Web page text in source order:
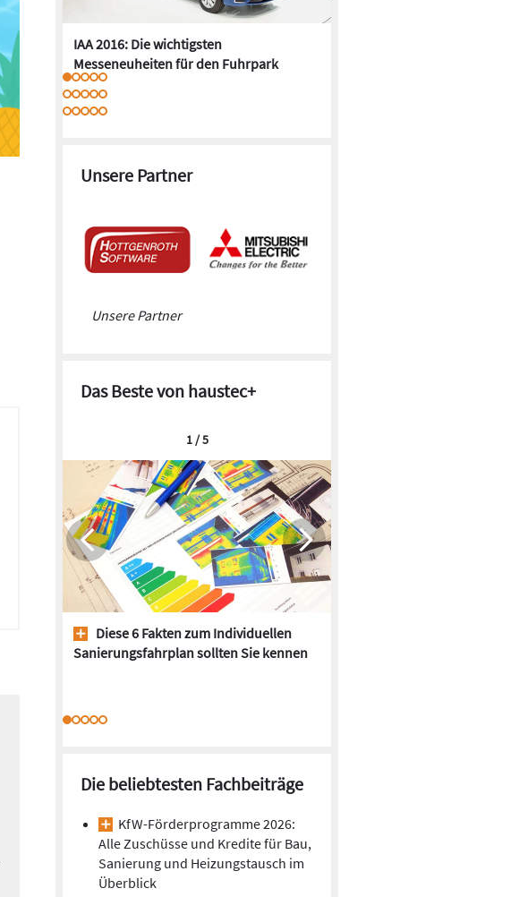
IAA 2016: Die wichtigsten
Messeneuheiten für den Fuhrpark
Unsere Partner
Unsere Partner
Das Beste von haustec+
Diese 6 Fakten zum Individuellen
Sanierungsfahrplan sollten Sie kennen
1 / 5
Die beliebtesten Fachbeiträge
KfW-Förderprogramme 2026:
Alle Zuschüsse und Kredite für Bau,
Sanierung und Heizungstausch im
Überblick